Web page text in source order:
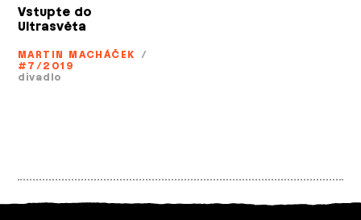
Vstupte do
Ultrasvěta
MARTIN MACHÁČEK /
#7/2019
divadlo